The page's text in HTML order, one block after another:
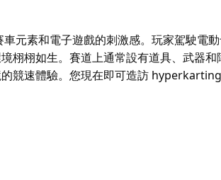
元素和電子遊戲的刺激感。玩家駕駛電
栩栩如生。賽道上通常設有道具、武器和
競速體驗。您現在即可造訪
栩栩如生。賽道上通常設有道具、武器和
競速體驗。您現在即可造訪